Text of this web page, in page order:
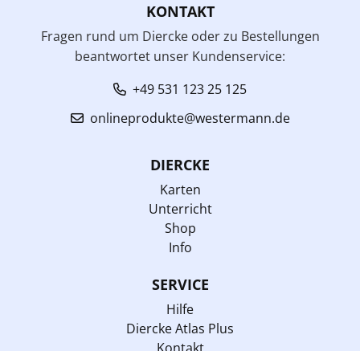
KONTAKT
Fragen rund um Diercke oder zu Bestellungen
beantwortet unser Kundenservice:
+49 531 123 25 125
onlineprodukte@westermann.de
DIERCKE
Karten
Unterricht
Shop
Info
SERVICE
Hilfe
Diercke Atlas Plus